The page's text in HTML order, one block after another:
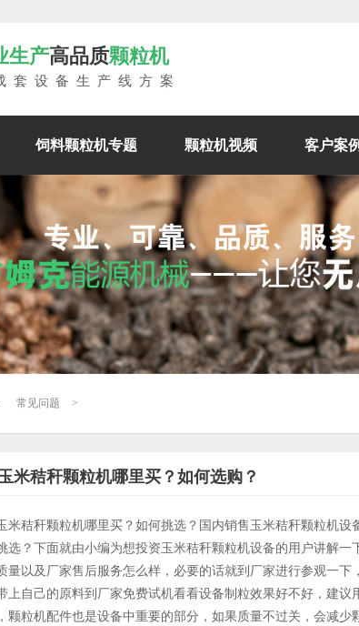
生产高品质颗粒机
套设备生产线方案
饲料颗粒机专题 颗粒机视频 客户案例
常见问题 >
米秸秆颗粒机哪里买？如何选购？
米秸秆颗粒机哪里买？如何挑选？国内销售玉米秸秆颗粒机
选？下面就由小编为想投资玉米秸秆颗粒机设备的用户讲解
量以及厂家售后服务怎么样，必要的话就到厂家进行参观一下
上自己的原料到厂家免费试机看看设备制粒效果好不好，建
颗粒机配件也是设备中重要的部分，如果质量不过关，会减